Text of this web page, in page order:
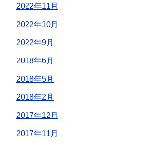
2022年11月
2022年10月
2022年9月
2018年6月
2018年5月
2018年2月
2017年12月
2017年11月